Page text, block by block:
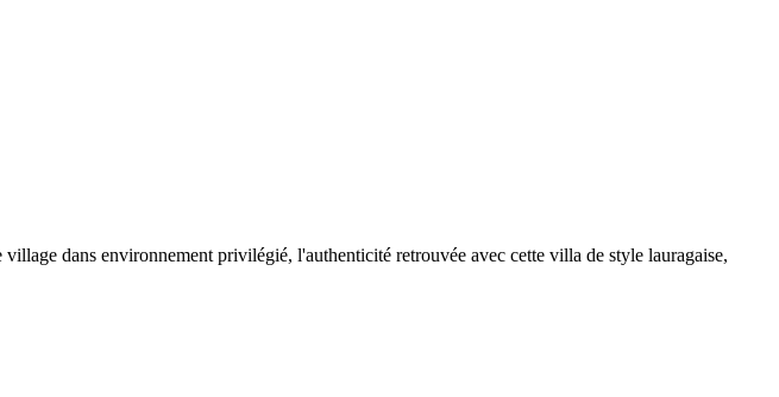
dans environnement privilégié, l'authenticité retrouvée avec cette villa de style lauragaise,